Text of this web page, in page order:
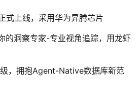
式上线，采用华为昇腾芯片
的洞察专家-专业视角追踪，用龙虾
，拥抱Agent-Native数据库新范